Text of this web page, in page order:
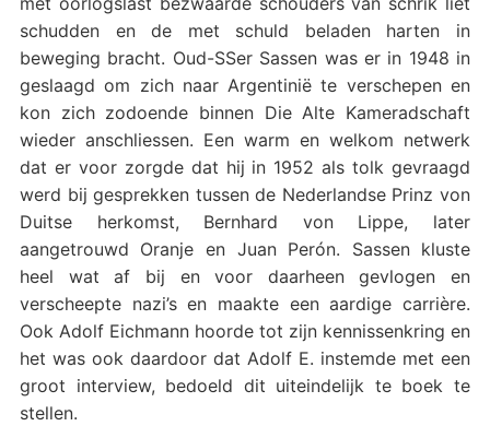
schudden en de met schuld beladen harten in
beweging bracht. Oud-SSer Sassen was er in 1948 in
geslaagd om zich naar Argentinië te verschepen en
kon zich zodoende binnen Die Alte Kameradschaft
wieder anschliessen. Een warm en welkom netwerk
dat er voor zorgde dat hij in 1952 als tolk gevraagd
werd bij gesprekken tussen de Nederlandse Prinz von
Duitse herkomst, Bernhard von Lippe, later
aangetrouwd Oranje en Juan Perón. Sassen kluste
heel wat af bij en voor daarheen gevlogen en
verscheepte nazi’s en maakte een aardige carrière.
Ook Adolf Eichmann hoorde tot zijn kennissenkring en
het was ook daardoor dat Adolf E. instemde met een
groot interview, bedoeld dit uiteindelijk te boek te
stellen.